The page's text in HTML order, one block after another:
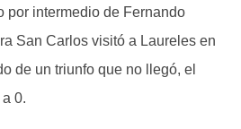
por intermedio de Fernando
San Carlos visitó a Laureles en
de un triunfo que no llegó, el
0.